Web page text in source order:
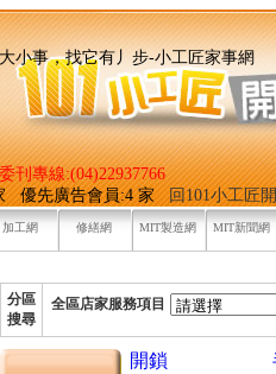
大小事，找它有丿步-小
刊專線:(04)22937766
優先廣告會員:4 家回101小工匠
加工網 修繕網 MIT製造網 MIT新聞網
分區
搜尋
全區店家服務項目
開鎖